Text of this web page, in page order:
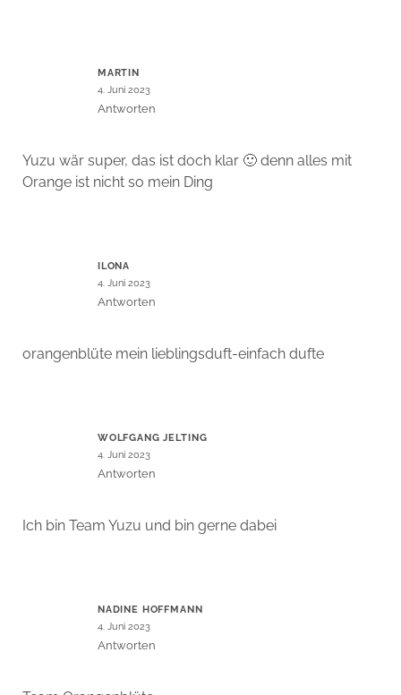
MARTIN
4. Juni 2023
Antworten
Yuzu wär super, das ist doch klar 🙂 denn alles mit
Orange ist nicht so mein Ding
ILONA
4. Juni 2023
Antworten
orangenblüte mein lieblingsduft-einfach dufte
WOLFGANG JELTING
4. Juni 2023
Antworten
Ich bin Team Yuzu und bin gerne dabei
NADINE HOFFMANN
4. Juni 2023
Antworten